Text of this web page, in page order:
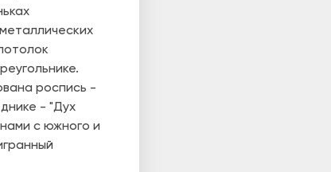
роспись -
- "Дух
с южного и